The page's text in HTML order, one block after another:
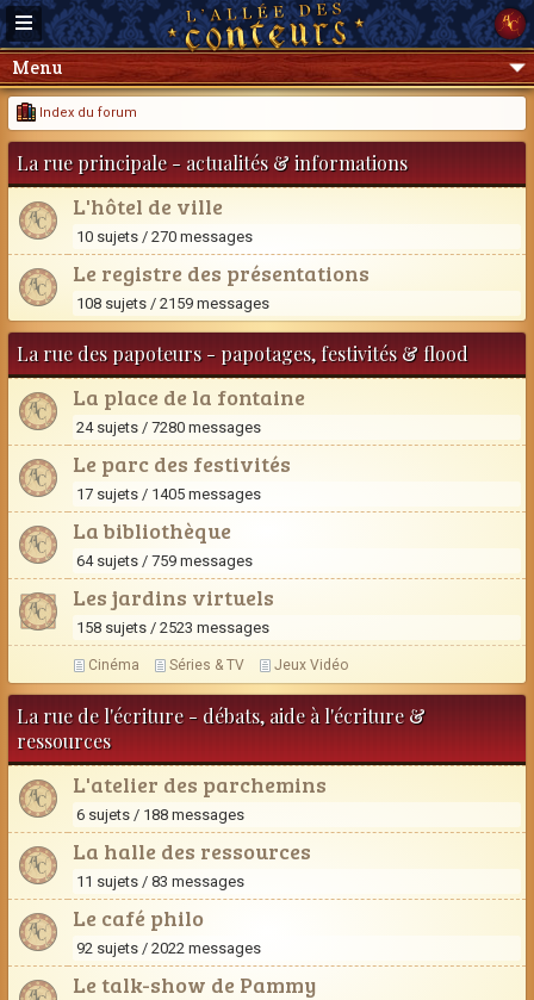
Menu
Index du forum
La rue principale - actualités & informations
L'hôtel de ville
10 sujets / 270 messages
Le registre des présentations
108 sujets / 2159 messages
La rue des papoteurs - papotages, festivités & flood
La place de la fontaine
24 sujets / 7280 messages
Le parc des festivités
17 sujets / 1405 messages
La bibliothèque
64 sujets / 759 messages
Les jardins virtuels
158 sujets / 2523 messages
Cinéma Séries & TV Jeux Vidéo
La rue de l'écriture - débats, aide à l'écriture &
ressources
L'atelier des parchemins
6 sujets / 188 messages
La halle des ressources
11 sujets / 83 messages
Le café philo
92 sujets / 2022 messages
Le talk-show de Pammy